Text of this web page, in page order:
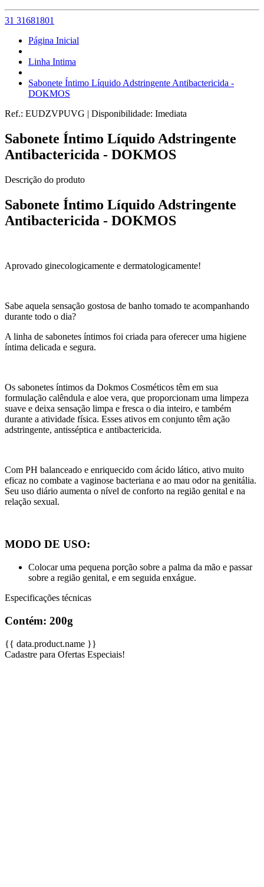
31 31681801
Página Inicial
Linha Intima
Sabonete Íntimo Líquido Adstringente Antibactericida -
DOKMOS
Ref.: EUDZVPUVG | Disponibilidade: Imediata
Sabonete Íntimo Líquido Adstringente
Antibactericida - DOKMOS
Descrição do produto
Sabonete Íntimo Líquido Adstringente
Antibactericida - DOKMOS
Aprovado ginecologicamente e dermatologicamente!
Sabe aquela sensação gostosa de banho tomado te acompanhando
durante todo o dia?
A linha de sabonetes íntimos foi criada para oferecer uma higiene
íntima delicada e segura.
Os sabonetes íntimos da Dokmos Cosméticos têm em sua
formulação calêndula e aloe vera, que proporcionam uma limpeza
suave e deixa sensação limpa e fresca o dia inteiro, e também
durante a atividade física. Esses ativos em conjunto têm ação
adstringente, antisséptica e antibactericida.
Com PH balanceado e enriquecido com ácido lático, ativo muito
eficaz no combate a vaginose bacteriana e ao mau odor na genitália.
Seu uso diário aumenta o nível de conforto na região genital e na
relação sexual.
MODO DE USO:
Colocar uma pequena porção sobre a palma da mão e passar
sobre a região genital, e em seguida enxágue.
Especificações técnicas
Contém: 200g
{{ data.product.name }}
Cadastre para Ofertas Especiais!